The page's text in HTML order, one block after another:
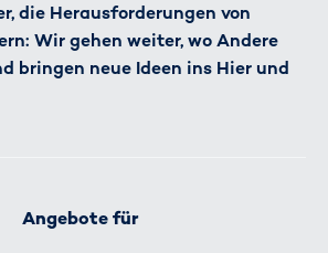
die Herausforderungen von
Wir gehen weiter, wo Andere
bringen neue Ideen ins Hier und
Angebote für